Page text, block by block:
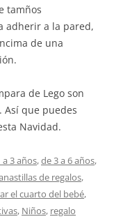
tamños
adherir a la pared,
de una
de Lego son
Así que puedes
Navidad.
a 3 años,de 3 a 6 años,
de regalos,
el cuarto del bebé,
, Niños, regalo